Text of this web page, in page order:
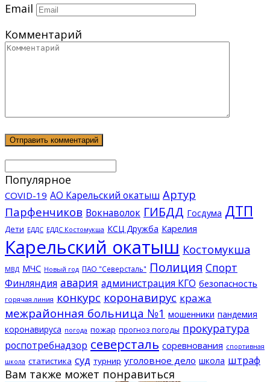
Email
Комментарий
Популярное
COVID-19 АО Карельский окатыш Артур
Парфенчиков Вокнаволок ГИБДД Госдума ДТП
Дети ЕДДС ЕДДС Костомукша КСЦ Дружба Карелия
Карельский окатыш Костомукша
МВД МЧС Новый год ПАО "Северсталь" Полиция Спорт
Финляндия авария администрация КГО безопасность
горячая линия конкурс коронавирус кража
межрайонная больница №1 мошенники пандемия
коронавируса погода пожар прогноз погоды прокуратура
роспотребнадзор северсталь соревнования спортивная
школа статистика суд турнир уголовное дело школа штраф
Вам также может понравиться